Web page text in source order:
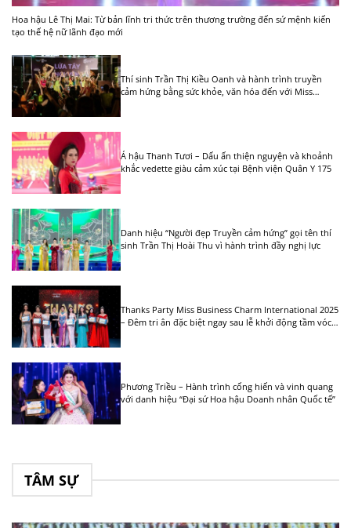
Hoa hậu Lê Thị Mai: Từ bản lĩnh tri thức trên thương trường đến sứ mệnh kiến
tạo thế hệ nữ lãnh đạo mới
Thí sinh Trần Thị Kiều Oanh và hành trình truyền
cảm hứng bằng sức khỏe, văn hóa đến với Miss
Á hậu Thanh Tươi – Dấu ấn thiện nguyện và khoảnh
khắc vedette giàu cảm xúc tại Bệnh viện Quân Y 175
Danh hiệu “Người đẹp Truyền cảm hứng” gọi tên thí
sinh Trần Thị Hoài Thu vì hành trình đầy nghị lực
Thanks Party Miss Business Charm International 2025
– Đêm tri ân đặc biệt ngay sau lễ khởi động tầm vóc
Phương Triều – Hành trình cống hiến và vinh quang
với danh hiệu “Đại sứ Hoa hậu Doanh nhân Quốc tế”
TÂM SỰ